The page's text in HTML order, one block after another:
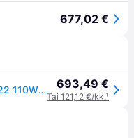
677,02 €
Pirelli Scorpion Winter 2 ( 285/40 R22 110W XL Elect, L1 ) 693,49 €
Tai 121,12 €/kk.¹